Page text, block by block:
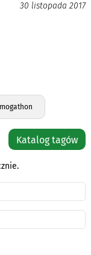
30 listopada 2017
Katalog tagów